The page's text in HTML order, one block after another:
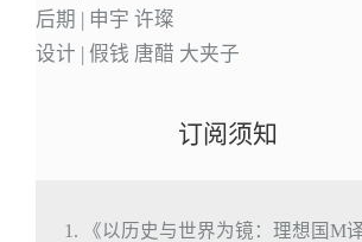
后期 | 申宇 许璨
设计 | 假钱 唐醋 大夹子
订阅须知
1. 《以历史与世界为镜：理想国M